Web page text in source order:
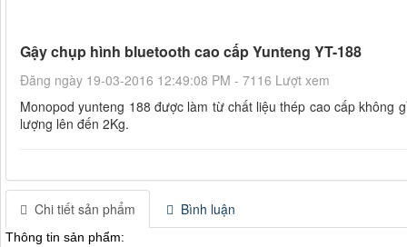
Gậy chụp hình bluetooth cao cấp Yunteng YT-188
Đăng ngày 19-03-2016 12:49:08 PM - 7116 Lượt xem
Monopod yunteng 188 được làm từ chất liệu thép cao cấp
lượng lên đến 2Kg.
Chi tiết sản phẩm Bình luận
Thông tin sản phẩm: